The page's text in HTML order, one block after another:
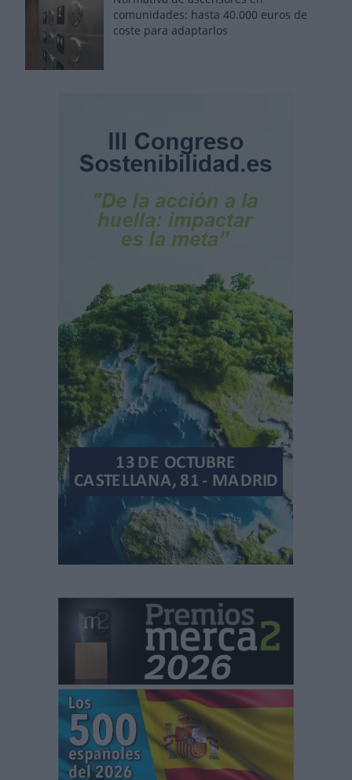
comunidades: hasta 40.000 euros de
coste para adaptarlos